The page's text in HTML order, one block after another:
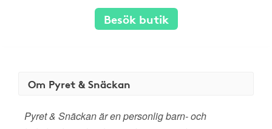
Besök butik
Om Pyret & Snäckan
Pyret & Snäckan är en personlig barn- och